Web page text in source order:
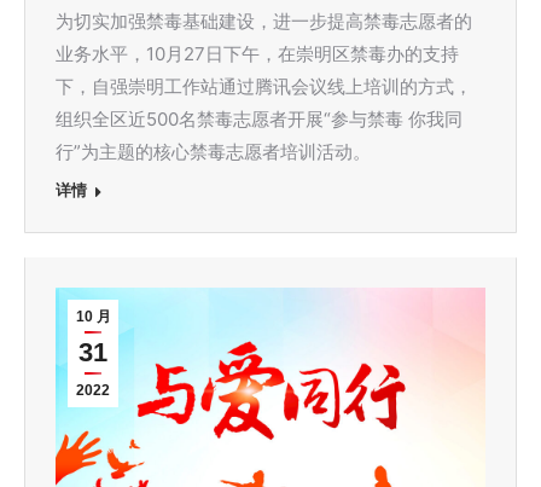
为切实加强禁毒基础建设，进一步提高禁毒志愿者的
业务水平，10月27日下午，在崇明区禁毒办的支持
下，自强崇明工作站通过腾讯会议线上培训的方式，
组织全区近500名禁毒志愿者开展“参与禁毒 你我同
行”为主题的核心禁毒志愿者培训活动。
详情
10 月
31
2022